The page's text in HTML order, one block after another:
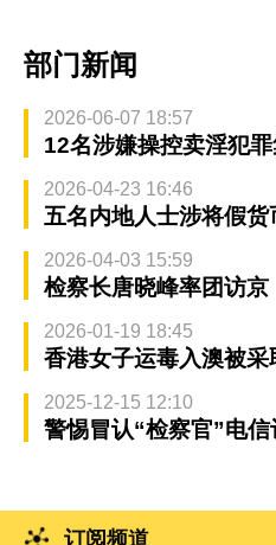
部门新闻
2026-06-07 18:57
12名涉嫌操控卖淫犯
2026-04-23 16:46
五名内地人士涉将假
2026-04-03 15:59
检察长唐晓峰率团访京
2026-01-19 18:45
香港女子运毒入澳被采
2025-12-15 12:10
警惕冒认“检察官”电信
订阅频道